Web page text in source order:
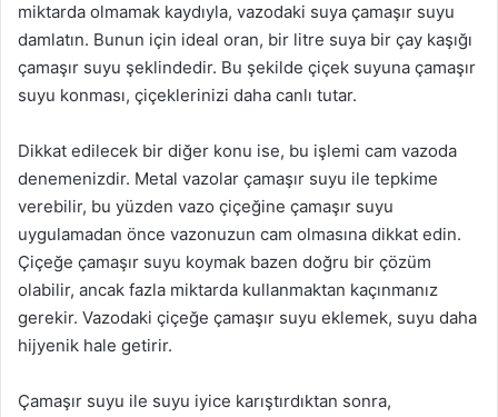
miktarda olmamak kaydıyla, vazodaki suya çamaşır suyu
damlatın. Bunun için ideal oran, bir litre suya bir çay kaşığı
çamaşır suyu şeklindedir. Bu şekilde çiçek suyuna çamaşır
suyu konması, çiçeklerinizi daha canlı tutar.
Dikkat edilecek bir diğer konu ise, bu işlemi cam vazoda
denemenizdir. Metal vazolar çamaşır suyu ile tepkime
verebilir, bu yüzden vazo çiçeğine çamaşır suyu
uygulamadan önce vazonuzun cam olmasına dikkat edin.
Çiçeğe çamaşır suyu koymak bazen doğru bir çözüm
olabilir, ancak fazla miktarda kullanmaktan kaçınmanız
gerekir. Vazodaki çiçeğe çamaşır suyu eklemek, suyu daha
hijyenik hale getirir.
Çamaşır suyu ile suyu iyice karıştırdıktan sonra,